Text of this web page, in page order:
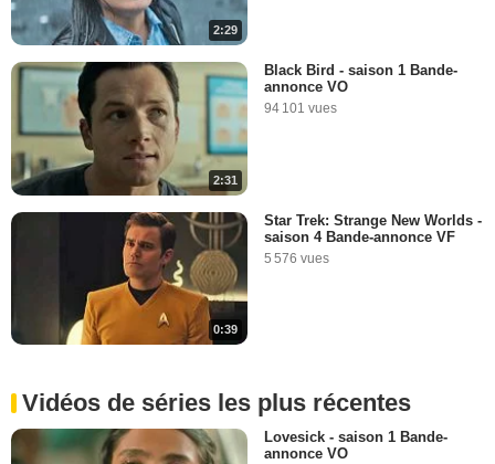
2:29
2:31
Black Bird - saison 1 Bande-
annonce VO
94 101 vues
0:39
Star Trek: Strange New Worlds -
saison 4 Bande-annonce VF
5 576 vues
Vidéos de séries les plus récentes
Lovesick - saison 1 Bande-
annonce VO